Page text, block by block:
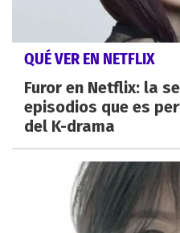
QUÉ VER EN NETFLIX
Furor en Netflix: la
episodios que es
del K-drama